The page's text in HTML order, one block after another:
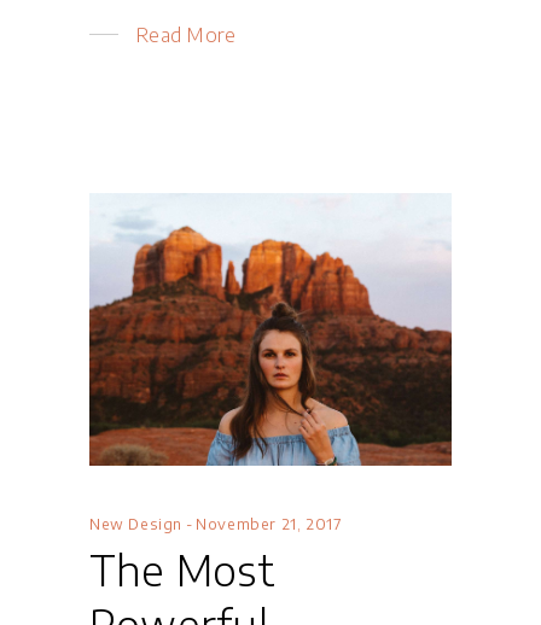
Read More
New Design November 21, 2017
The Most